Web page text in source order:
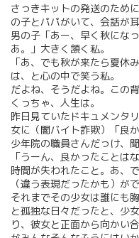
さっきキットの発送のため
の子とパパがいて、会話が
男の子「あー、早く秋にな
あ。」大きく頷く私。
「あ、でも秋が来たら夏休
は、と心の中で笑う私。
だよね、そうだよね。この
くっちゃ、人生は。
昨日見ていたドキュメンタ
女に（闇バイト詐欺）「良
少年院の職員さんだっけ、
「うーん、良かったことは
時間が失われたこと。あ、
（違う表現だったかも）が
それまでその少女は誰にも
と孤独な日々だったと、少
り、彼女と正面から向かい